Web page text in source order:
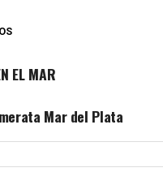
EL MAR
Mar del Plata